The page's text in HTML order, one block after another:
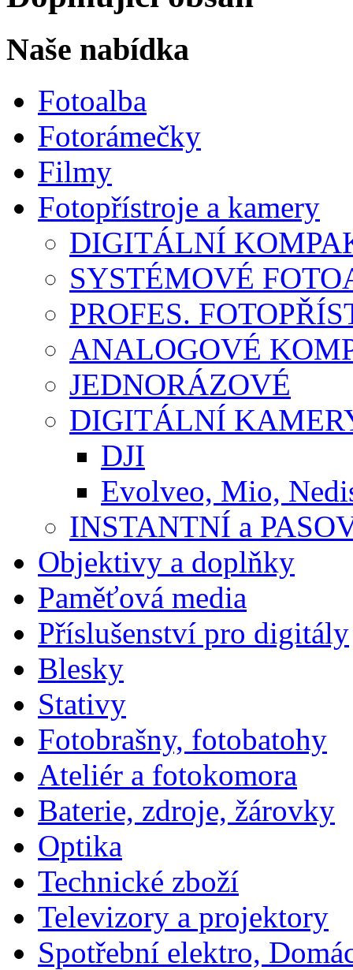
Naše nabídka
Fotoalba
Fotorámečky
Filmy
Fotopřístroje a kamery
DIGITÁLNÍ
SYSTÉMOVÉ
PROFES.
ANALOGOVÉ
JEDNORÁZOVÉ
DIGITÁLNÍ
DJI
Evolveo, Mio,
INSTANTNÍ a
Objektivy a doplňky
Paměťová media
Příslušenství pro digitály
Blesky
Stativy
Fotobrašny, fotobatohy
Ateliér a fotokomora
Baterie, zdroje, žárovky
Optika
Technické zboží
Televizory a projektory
Spotřební elektro,